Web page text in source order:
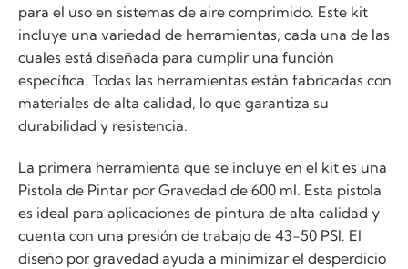
para el uso en sistemas de aire comprimido. Este kit
incluye una variedad de herramientas, cada una de las
cuales está diseñada para cumplir una función
específica. Todas las herramientas están fabricadas con
materiales de alta calidad, lo que garantiza su
durabilidad y resistencia.
La primera herramienta que se incluye en el kit es una
Pistola de Pintar por Gravedad de 600 ml. Esta pistola
es ideal para aplicaciones de pintura de alta calidad y
cuenta con una presión de trabajo de 43-50 PSI. El
diseño por gravedad ayuda a minimizar el desperdicio